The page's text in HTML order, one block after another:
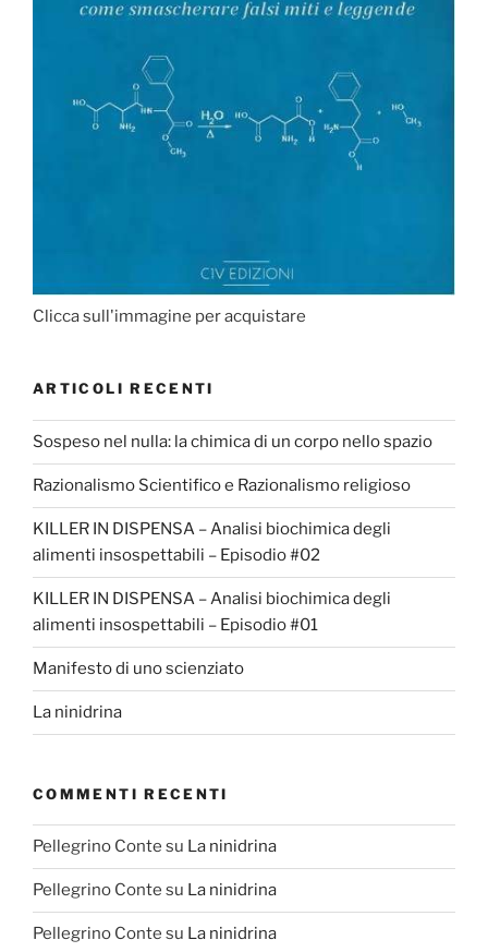
Clicca sull'immagine per acquistare
ARTICOLI RECENTI
Sospeso nel nulla: la chimica di un corpo nello spazio
Razionalismo Scientifico e Razionalismo religioso
KILLER IN DISPENSA – Analisi biochimica degli
alimenti insospettabili – Episodio #02
KILLER IN DISPENSA – Analisi biochimica degli
alimenti insospettabili – Episodio #01
Manifesto di uno scienziato
La ninidrina
COMMENTI RECENTI
Pellegrino Conte su La ninidrina
Pellegrino Conte su La ninidrina
Pellegrino Conte su La ninidrina